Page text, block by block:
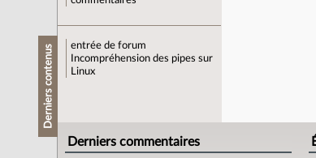
Derniers contenus
entrée de forum
Incompréhension des pipes sur
Linux
Derniers commentaires